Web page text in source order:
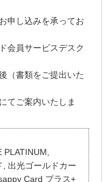
申し込みを承ってお
会員サービスデスク
（書類をご提出いた
てご案内いたしま
PLATINUM,
出光ゴールドカー
Card プラス+